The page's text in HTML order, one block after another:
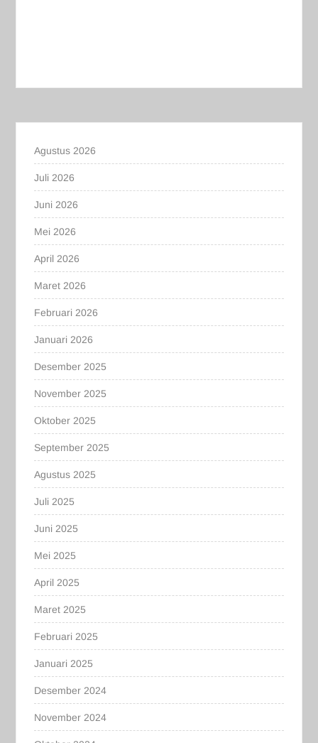
Agustus 2026
Juli 2026
Juni 2026
Mei 2026
April 2026
Maret 2026
Februari 2026
Januari 2026
Desember 2025
November 2025
Oktober 2025
September 2025
Agustus 2025
Juli 2025
Juni 2025
Mei 2025
April 2025
Maret 2025
Februari 2025
Januari 2025
Desember 2024
November 2024